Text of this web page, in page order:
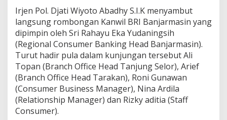
n
w
i
l
B
R
I
B
a
n
Irjen Pol. Djati Wiyoto Abadhy S.I.K menyambut
langsung rombongan Kanwil BRI Banjarmasin yang
dipimpin oleh Sri Rahayu Eka Yudaningsih
(Regional Consumer Banking Head Banjarmasin).
Turut hadir pula dalam kunjungan tersebut Ali
Topan (Branch Office Head Tanjung Selor), Arief
(Branch Office Head Tarakan), Roni Gunawan
(Consumer Business Manager), Nina Ardila
(Relationship Manager) dan Rizky aditia (Staff
Consumer).